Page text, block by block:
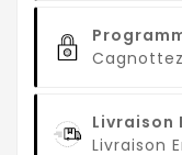
Livraison
Livraison